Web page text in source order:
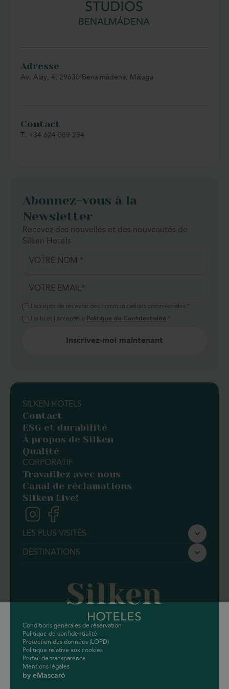
Marbella, Fuengirola ou Mijas.
Adresse
Av. Alay, 4, 29630 Benalmádena, Málaga
Contact
T. +34 624 089 234
Abonnez-vous à la
Newsletter
Recevez des nouvelles et des nouveautés de
Silken Hotels
J'accepte de recevoir des communications commerciales. *
J'ai lu et j'accepte la Politique de Confidentialité *
SILKEN HOTELS
Contact
ESG et durabilité
À propos de Silken
Qualité
CORPORATIF
Travaillez avec nous
Canal de réclamations
Silken Live!
LES PLUS VISITÉS
Silken Ciudad de Vitoria
Silken Ciudad Gijón
Silken Ramblas Barcelona
Silken Rona Dalba Salamanca
Silken Puerta Valencia
Silken St. Gervasi Barcelona
DESTINATIONS
Saragosse
Conditions générales de réservation
Politique de confidentialité
Protection des données (LOPD)
Politique relative aux cookies
Portail de transparence
Mentions légales
by eMascaró